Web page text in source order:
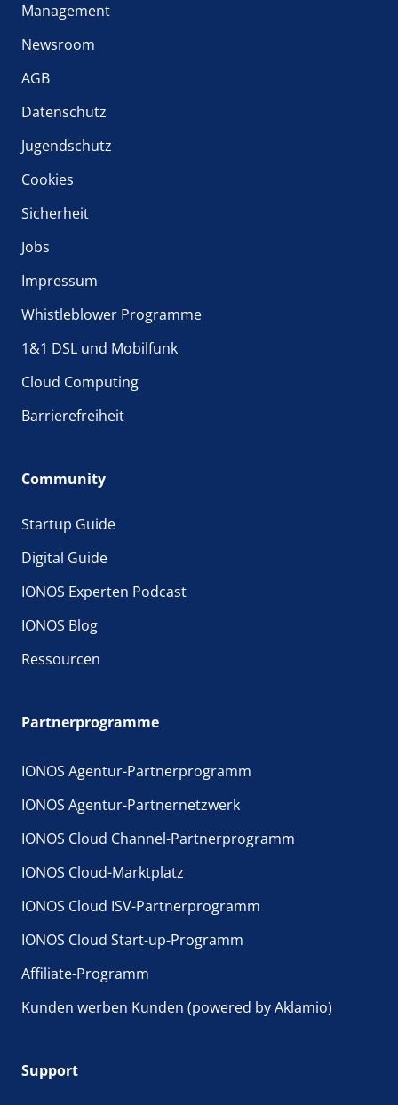
Management
Newsroom
AGB
Datenschutz
Jugendschutz
Cookies
Sicherheit
Jobs
Impressum
Whistleblower Programme
1&1 DSL und Mobilfunk
Cloud Computing
Barrierefreiheit
Community
Startup Guide
Digital Guide
IONOS Experten Podcast
IONOS Blog
Ressourcen
Partnerprogramme
IONOS Agentur-Partnerprogramm
IONOS Agentur-Partnernetzwerk
IONOS Cloud Channel-Partnerprogramm
IONOS Cloud-Marktplatz
IONOS Cloud ISV-Partnerprogramm
IONOS Cloud Start-up-Programm
Affiliate-Programm
Kunden werben Kunden (powered by Aklamio)
Support